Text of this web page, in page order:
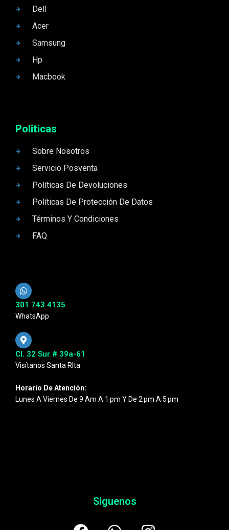
Dell
Acer
Samsung
Hp
Macbook
Politicas
Sobre Nosotros
Servicio Posventa
Políticas De Devoluciones
Políticas De Protección De Datos
Términos Y Condiciones
FAQ
301 743 4135
WhatsApp
Cl. 32 Sur # 39a-61
Visítanos Santa RIta
Horario De Atención:
Lunes A Viernes De 9 Am A 1 Pm Y De 2 Pm A 5 Pm
Siguenos